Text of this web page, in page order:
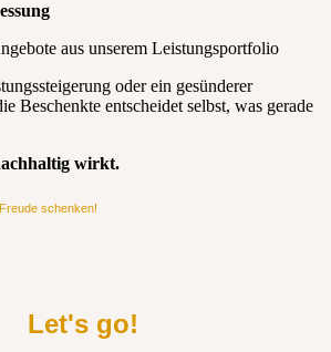
aus unserem Leistungsportfolio
oder ein gesünderer
Beschenkte entscheidet selbst, was gerade
wirkt.
schenken!​
Let's go!